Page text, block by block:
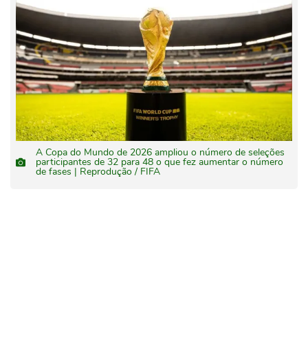
A Copa do Mundo de 2026 ampliou o número de seleções
participantes de 32 para 48 o que fez aumentar o número
de fases | Reprodução / FIFA